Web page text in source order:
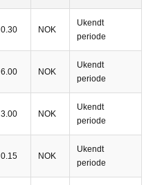
0.30 NOK
Ukendt
periode
6.00 NOK
Ukendt
periode
3.00 NOK
Ukendt
periode
0.15 NOK
Ukendt
periode